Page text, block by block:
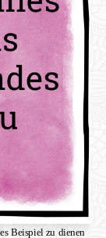
Beispiel zu dienen